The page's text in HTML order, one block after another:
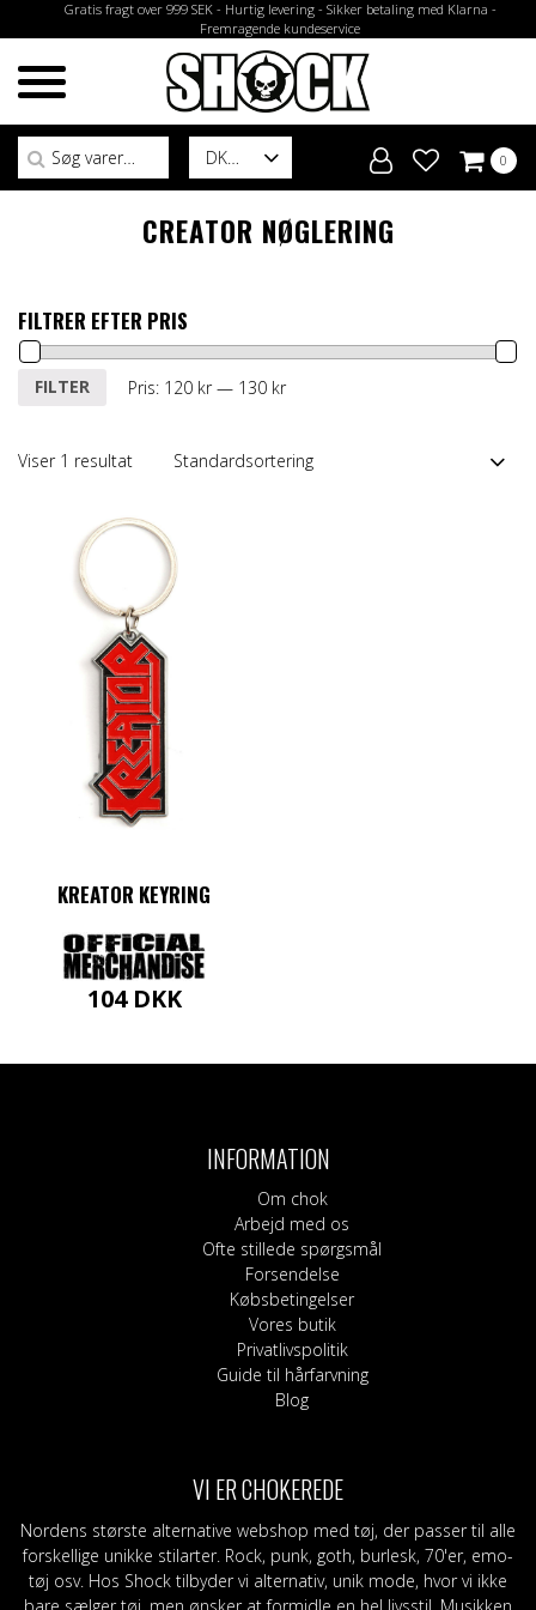
Gratis fragt over 999 SEK - Hurtig levering - Sikker betaling med Klarna -
Fremragende kundeservice
DK
Søg efter:
0
CREATOR NØGLERING
FILTRER EFTER PRIS
Mindste
Højeste
FILTER Pris: 120 kr— 130 kr
Viser 1 resultat
KREATOR KEYRING
104 DKK
INFORMATION
Om chok
Arbejd med os
Ofte stillede spørgsmål
Forsendelse
Købsbetingelser
Vores butik
Privatlivspolitik
Guide til hårfarvning
Blog
VI ER CHOKEREDE
Nordens største alternative webshop med tøj, der passer til alle
forskellige unikke stilarter. Rock, punk, goth, burlesk, 70'er, emo-
tøj osv. Hos Shock tilbyder vi alternativ, unik mode, hvor vi ikke